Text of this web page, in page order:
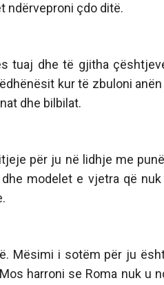
ndërveproni çdo ditë.
tuaj dhe të gjitha
kur të zbuloni
dhe bilbilat.
për ju në lidhje me
modelet e vjetra që
Mësimi i sotëm për ju
harroni se Roma nuk u